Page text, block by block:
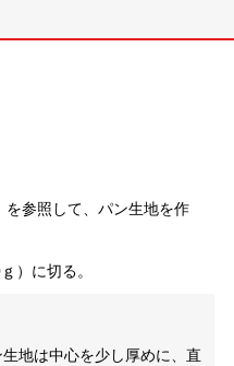
を参照して、パン生地を作
）に切る。
地は中心を少し厚めに、直